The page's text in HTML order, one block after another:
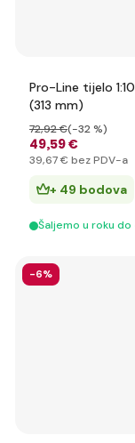
Pro-Line tijelo
(313 mm)
49,59 €
72,92 €(-32 %)
39,67 € bez PDV-a
+ 49 bodova
Šaljemo u roku
-6%